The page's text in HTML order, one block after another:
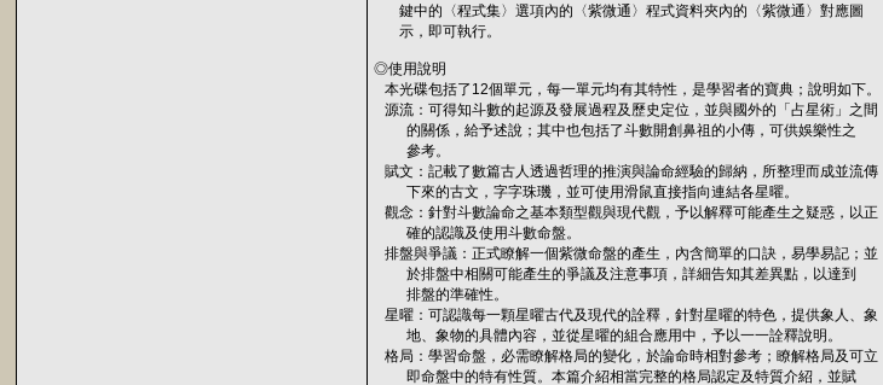
鍵中的〈程式集〉選項內的〈紫微通〉程式資料夾內的〈紫微通〉對應圖
示，即可執行。
◎使用說明
本光碟包括了12個單元，每一單元均有其特性，是學習者的寶典；說明如下。
源流：可得知斗數的起源及發展過程及歷史定位，並與國外的「占星術」之間
的關係，給予述說；其中也包括了斗數開創鼻祖的小傳，可供娛樂性之
參考。
賦文：記載了數篇古人透過哲理的推演與論命經驗的歸納，所整理而成並流傳
下來的古文，字字珠璣，並可使用滑鼠直接指向連結各星曜。
觀念：針對斗數論命之基本類型觀與現代觀，予以解釋可能產生之疑惑，以正
確的認識及使用斗數命盤。
排盤與爭議：正式瞭解一個紫微命盤的產生，內含簡單的口訣，易學易記；並
於排盤中相關可能產生的爭議及注意事項，詳細告知其差異點，以達到
排盤的準確性。
星曜：可認識每一顆星曜古代及現代的詮釋，針對星曜的特色，提供象人、象
地、象物的具體內容，並從星曜的組合應用中，予以一一詮釋說明。
格局：學習命盤，必需瞭解格局的變化，於論命時相對參考；瞭解格局及可立
即命盤中的特有性質。本篇介紹相當完整的格局認定及特質介紹，並賦